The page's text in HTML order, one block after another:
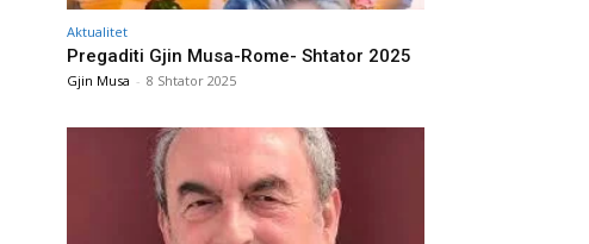
Aktualitet
Pregaditi Gjin Musa-Rome- Shtator 2025
Gjin Musa - 8 Shtator 2025